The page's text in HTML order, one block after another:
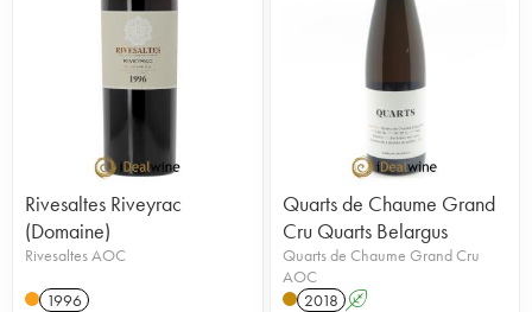
Rivesaltes Riveyrac
(Domaine)
Rivesaltes AOC
1996
Quarts de Chaume Grand
Cru Quarts Belargus
Quarts de Chaume Grand Cru
AOC
2018 A